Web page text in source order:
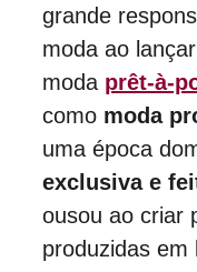
grande
moda ao
moda prêt-à-
como moda
uma época
exclusiva e
ousou ao criar
produzidas em